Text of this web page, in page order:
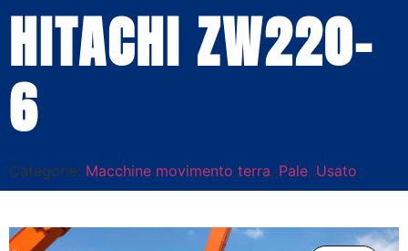
HITACHI ZW220-
6
Categorie: Macchine movimento terra, Pale, Usato